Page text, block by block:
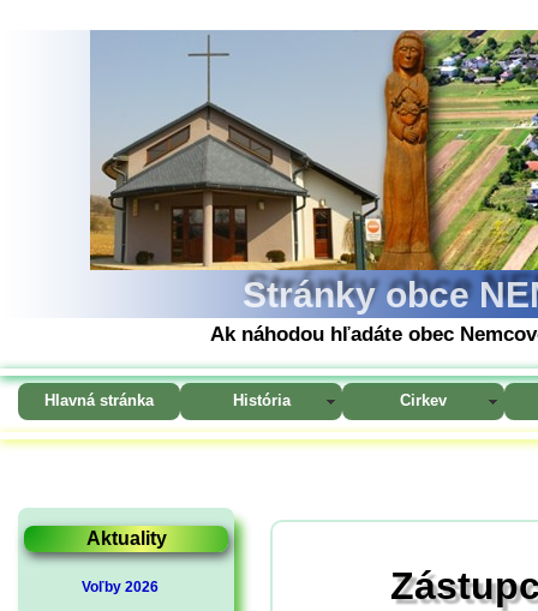
Stránky obce
Ak náhodou hľadáte obec
Hlavná stránka História Cirkev
Aktuality
Voľby 2026